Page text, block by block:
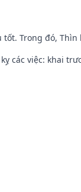
tốt. Trong đó,
các việc: khai